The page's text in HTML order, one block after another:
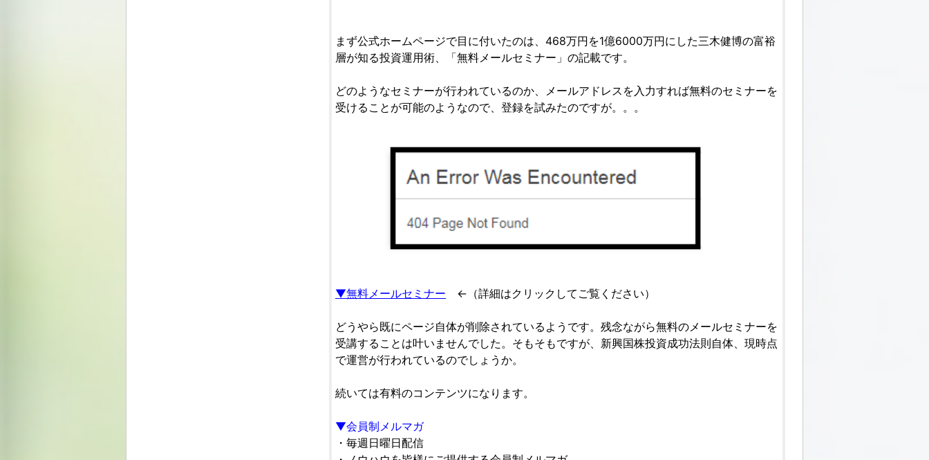
まず公式ホームページで目に付いたのは、468万円を1億6000万円にした三木健博の富裕
層が知る投資運用術、「無料メールセミナー」の記載です。
どのようなセミナーが行われているのか、メールアドレスを入力すれば無料のセミナーを
受けることが可能のようなので、登録を試みたのですが。。。
▼無料メールセミナー ←（詳細はクリックしてご覧ください）
どうやら既にページ自体が削除されているようです。残念ながら無料のメールセミナーを
受講することは叶いませんでした。そもそもですが、新興国株投資成功法則自体、現時点
で運営が行われているのでしょうか。
続いては有料のコンテンツになります。
▼会員制メルマガ
・毎週日曜日配信